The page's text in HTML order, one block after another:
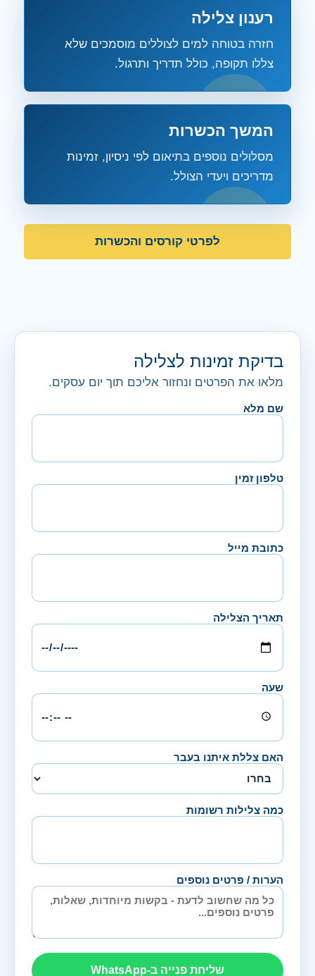
רענון צלילה
חזרה בטוחה למים לצוללים מוסמכים שלא
צללו תקופה, כולל תדריך ותרגול.
המשך הכשרות
מסלולים נוספים בתיאום לפי ניסיון, זמינות
מדריכים ויעדי הצולל.
לפרטי קורסים והכשרות
בדיקת זמינות לצלילה
מלאו את הפרטים ונחזור אליכם תוך יום עסקים.
שם מלא
טלפון זמין
כתובת מייל
תאריך הצלילה
שעה
האם צללת איתנו בעבר
כמה צלילות רשומות
הערות / פרטים נוספים
שליחת פנייה ב-WhatsApp